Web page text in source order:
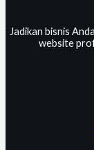
Jadikan bisnis
website